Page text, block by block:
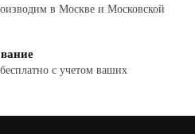
в Москве и Московской
с учетом ваших